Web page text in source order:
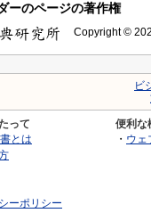
ーのページの著作権
Copyright ©
ビ
って
とは
ーポリシー
便利な
・ ウェ